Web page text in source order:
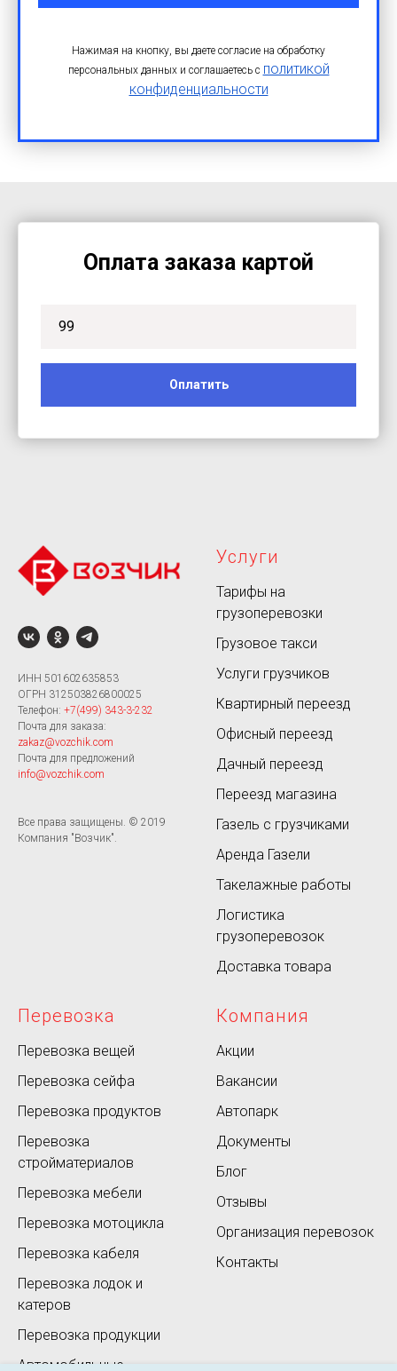
Нажимая на кнопку, вы даете согласие на обработку
персональных данных и соглашаетесь c политикой
конфиденциальности
Оплата заказа картой
Оплатить
ИНН 501602635853
ОГРН 312503826800025
Телефон: +7(499) 343-3-232
Почта для заказа:
zakaz@vozchik.com
Почта для предложений
info@vozchik.com
Все права защищены. © 2019
Компания "Возчик".
Услуги
Тарифы на
грузоперевозки
Грузовое такси
Услуги грузчиков
Квартирный переезд
Офисный переезд
Дачный переезд
Переезд магазина
Газель с грузчиками
Аренда Газели
Такелажные работы
Логистика
грузоперевозок
Доставка товара
Перевозка
Перевозка вещей
Перевозка сейфа
Перевозка продуктов
Перевозка
стройматериалов
Перевозка мебели
Перевозка мотоцикла
Перевозка кабеля
Перевозка лодок и
катеров
Перевозка продукции
Автомобильные
Компания
Акции
Вакансии
Автопарк
Документы
Блог
Отзывы
Организация перевозок
Контакты